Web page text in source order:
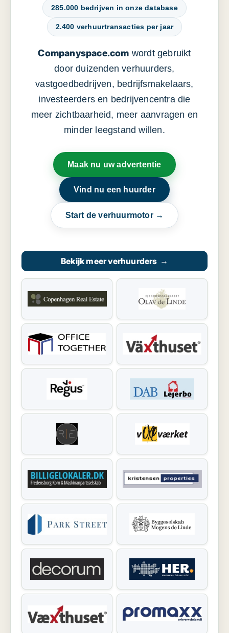
285.000 bedrijven in onze database
2.400 verhuurtransacties per jaar
Companyspace.com wordt gebruikt
door duizenden verhuurders,
vastgoedbedrijven, bedrijfsmakelaars,
investeerders en bedrijvencentra die
meer zichtbaarheid, meer aanvragen en
minder leegstand willen.
Maak nu uw advertentie
Vind nu een huurder
Start de verhuurmotor →
Bekijk meer verhuurders →